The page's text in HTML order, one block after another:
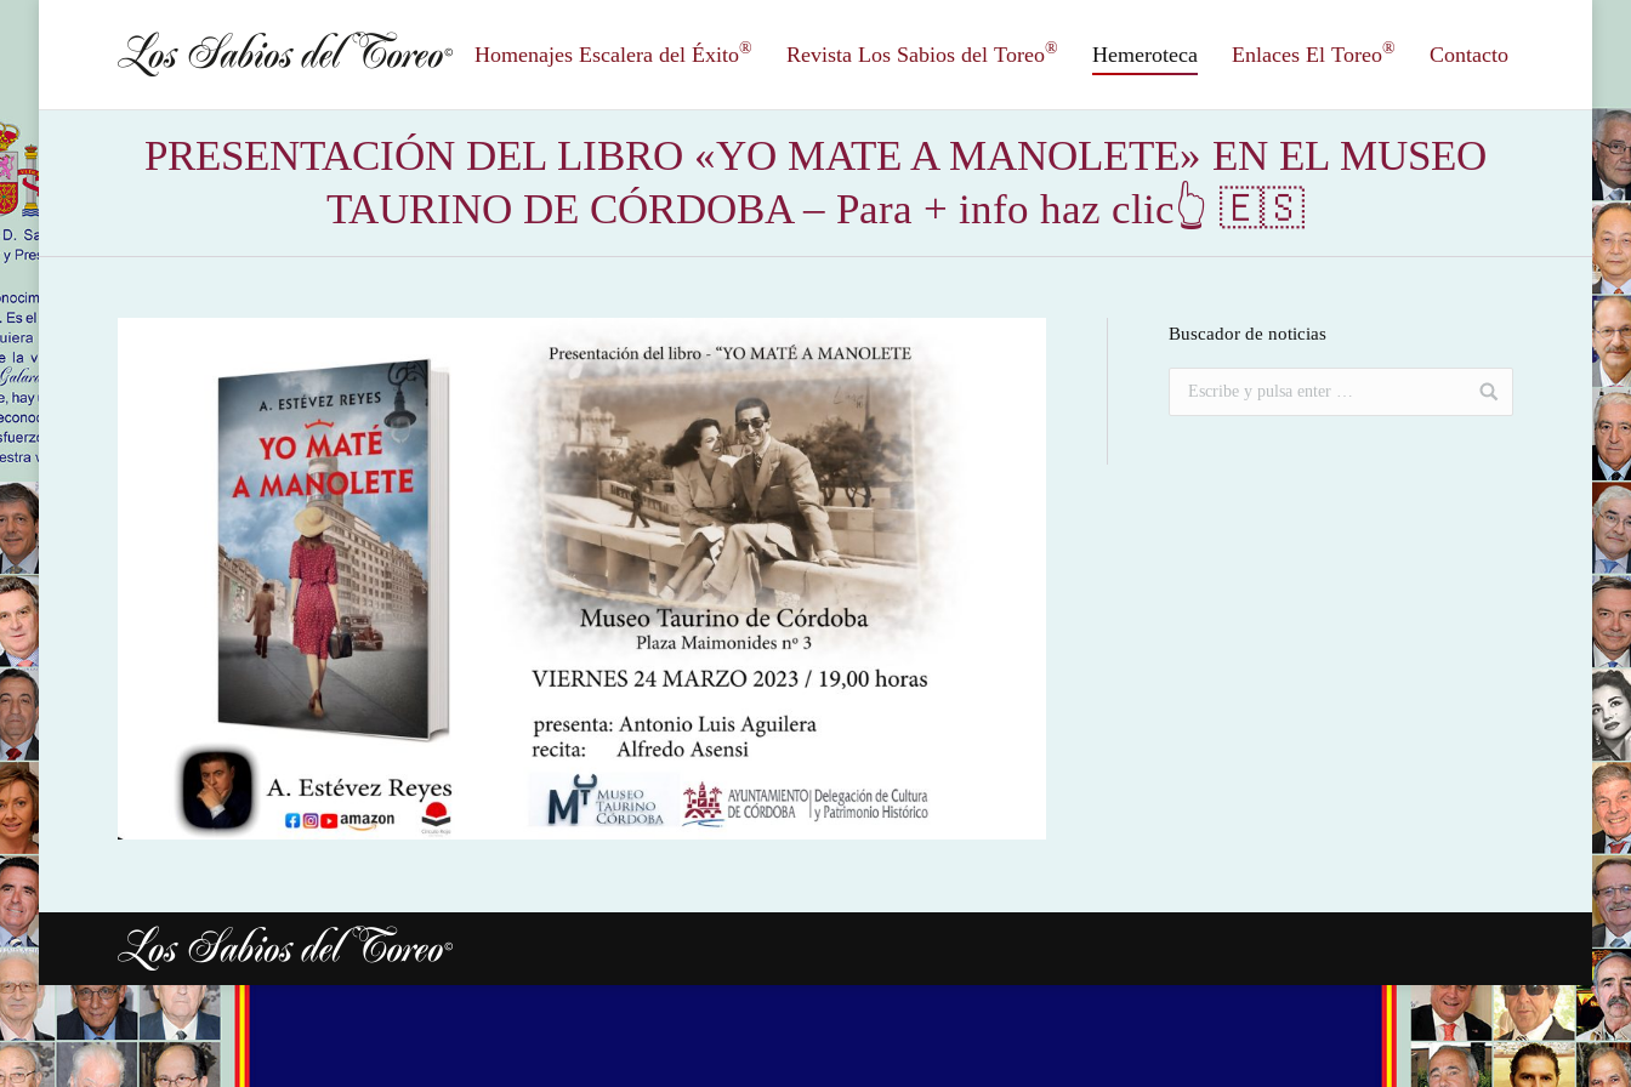
Homenajes Escalera del Éxito® Revista Los Sabios del Toreo® Hemeroteca Enlaces El Toreo® Contacto
PRESENTACIÓN DEL LIBRO «YO MATE A MANOLETE» EN EL MUSEO
TAURINO DE CÓRDOBA – Para + info haz clic👆 🇪🇸
Buscador de noticias